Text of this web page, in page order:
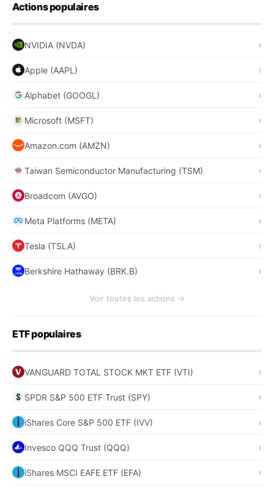
Actions populaires
NVIDIA (NVDA)
Apple (AAPL)
Alphabet (GOOGL)
Microsoft (MSFT)
Amazon.com (AMZN)
Taiwan Semiconductor Manufacturing (TSM)
Broadcom (AVGO)
Meta Platforms (META)
Tesla (TSLA)
Berkshire Hathaway (BRK.B)
Voir toutes les actions →
ETF populaires
VANGUARD TOTAL STOCK MKT ETF (VTI)
SPDR S&P 500 ETF Trust (SPY)
iShares Core S&P 500 ETF (IVV)
Invesco QQQ Trust (QQQ)
iShares MSCI EAFE ETF (EFA)